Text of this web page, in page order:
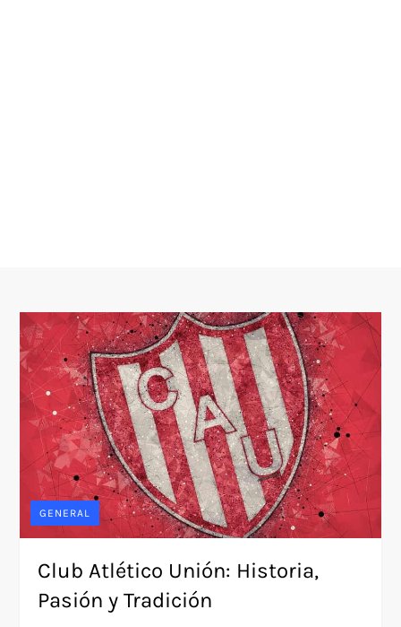
GENERAL
Club Atlético Unión: Historia,
Pasión y Tradición